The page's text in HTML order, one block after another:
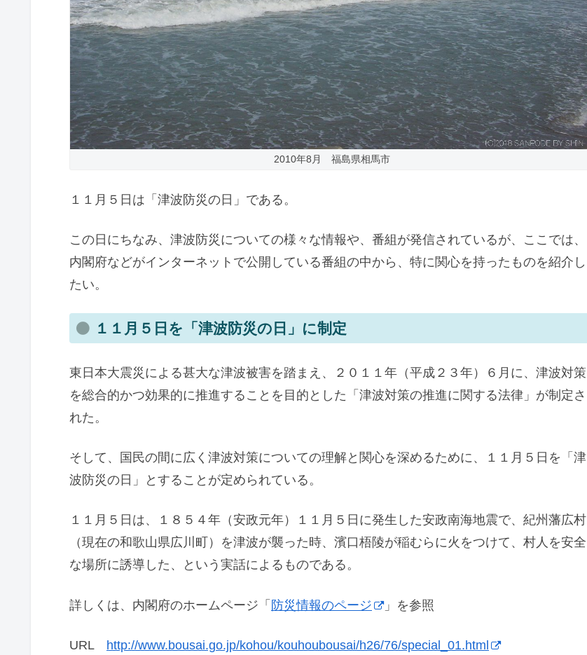
2010年8月 福島県相馬市
１１月５日は「津波防災の日」である。
この日にちなみ、津波防災についての様々な情報や、番組が発信されているが、ここでは、
内閣府などがインターネットで公開している番組の中から、特に関心を持ったものを紹介し
たい。
１１月５日を「津波防災の日」に制定
東日本大震災による甚大な津波被害を踏まえ、２０１１年（平成２３年）６月に、津波対策
を総合的かつ効果的に推進することを目的とした「津波対策の推進に関する法律」が制定さ
れた。
そして、国民の間に広く津波対策についての理解と関心を深めるために、１１月５日を「津
波防災の日」とすることが定められている。
１１月５日は、１８５４年（安政元年）１１月５日に発生した安政南海地震で、紀州藩広村
（現在の和歌山県広川町）を津波が襲った時、濱口梧陵が稲むらに火をつけて、村人を安全
な場所に誘導した、という実話によるものである。
詳しくは、内閣府のホームページ「 防災情報のページ 」を参照
URL http://www.bousai.go.jp/kohou/kouhoubousai/h26/76/special_01.html